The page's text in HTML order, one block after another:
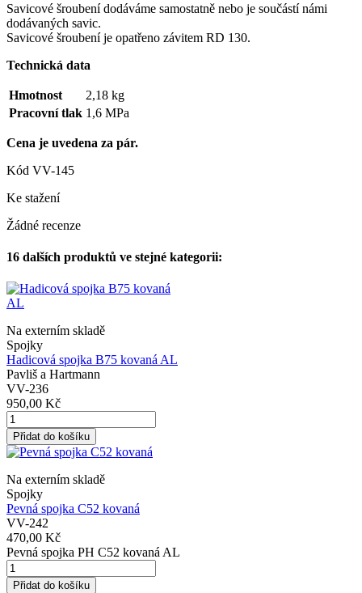
Savicové šroubení dodáváme samostatně nebo je součástí námi
dodávaných savic.
Savicové šroubení je opatřeno závitem RD 130.
Technická data
Hmotnost
2,18 kg
Pracovní tlak 1,6 MPa
Cena je uvedena za pár.
Kód VV-145
Ke stažení
Žádné recenze
16 dalších produktů ve stejné kategorii:
Na externím skladě
Spojky
Hadicová spojka B75 kovaná AL
Pavliš a Hartmann
VV-236
950,00 Kč
Přidat do košíku
Na externím skladě
Spojky
Pevná spojka C52 kovaná
VV-242
470,00 Kč
Pevná spojka PH C52 kovaná AL
Přidat do košíku